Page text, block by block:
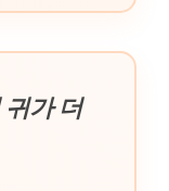
가 더